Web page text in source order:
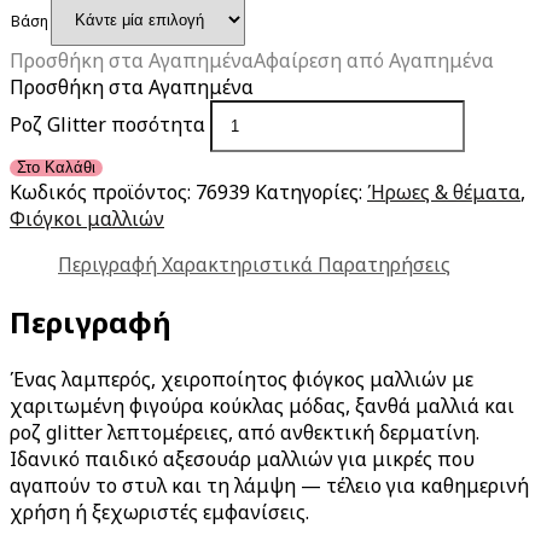
Βάση
Προσθήκη στα ΑγαπημέναΑφαίρεση από Αγαπημένα
Προσθήκη στα Αγαπημένα
Ροζ Glitter ποσότητα
Στο Καλάθι
Κωδικός προϊόντος: 76939 Κατηγορίες: Ήρωες & θέματα,
Φιόγκοι μαλλιών
Περιγραφή Χαρακτηριστικά Παρατηρήσεις
Περιγραφή
Ένας λαμπερός, χειροποίητος φιόγκος μαλλιών με
χαριτωμένη φιγούρα κούκλας μόδας, ξανθά μαλλιά και
ροζ glitter λεπτομέρειες, από ανθεκτική δερματίνη.
Ιδανικό παιδικό αξεσουάρ μαλλιών για μικρές που
αγαπούν το στυλ και τη λάμψη — τέλειο για καθημερινή
χρήση ή ξεχωριστές εμφανίσεις.